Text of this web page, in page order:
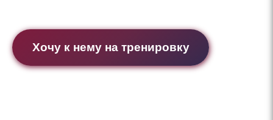
Хочу к нему на тренировку